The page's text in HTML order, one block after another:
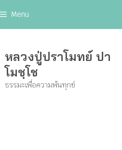
Menu
หลวงปู่ปราโมทย์ ปา
โมชฺโช
ธรรมะเพื่อความพ้นทุกข์